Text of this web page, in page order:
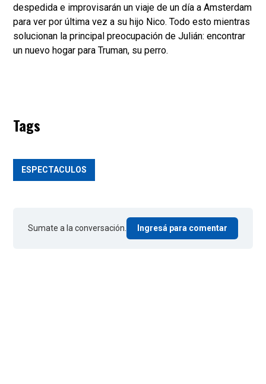
despedida e improvisarán un viaje de un día a Amsterdam
para ver por última vez a su hijo Nico. Todo esto mientras
solucionan la principal preocupación de Julián: encontrar
un nuevo hogar para Truman, su perro.
Tags
ESPECTACULOS
Sumate a la conversación. Ingresá para comentar